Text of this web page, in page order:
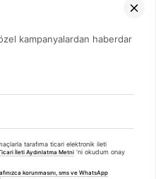
08 08
kampanyalardan haberdar
tarafıma ticari elektronik ileti
İleti Aydınlatma Metni 'ni okudum onay
korunmasını, sms ve WhatsApp